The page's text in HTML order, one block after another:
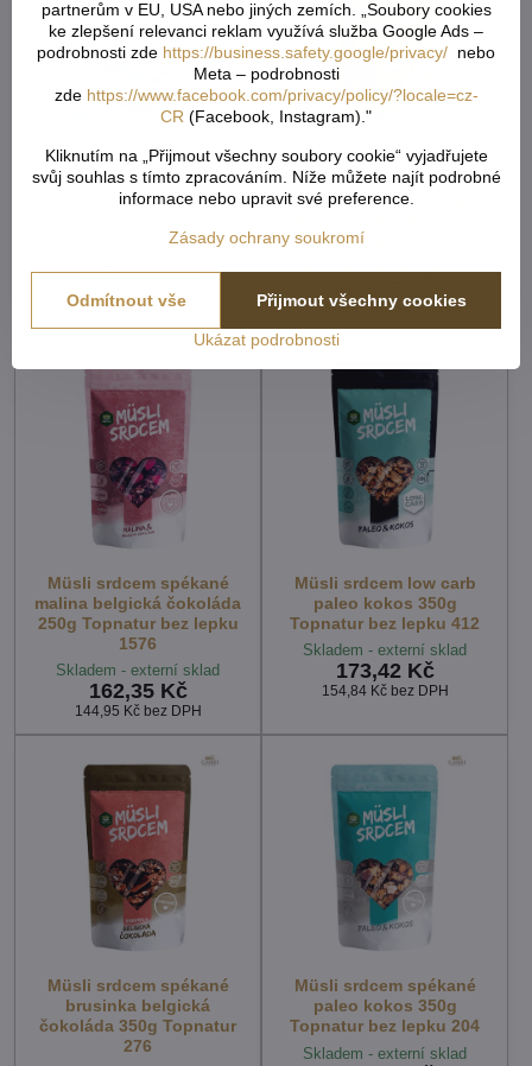
Müsli srdíčka s kokosem
50g Semix 2493
Skladem - externí sklad
14,95 Kč
13,35 Kčbez DPH
Müsli srdcem spékané 3
druhy čokolády banán
Skladem - externí sklad
162,35 Kč
144,95 Kčbez DPH
Müsli srdcem spékané
malina belgická čokoláda
250g Topnatur bez lepku
1576
Skladem - externí sklad
162,35 Kč
144,95 Kč bez DPH
Müsli srdcem low carb
paleo kokos 350g
Topnatur bez lepku 412
Skladem - externí sklad
173,42 Kč
154,84 Kč bez DPH
Müsli srdcem spékané
brusinka belgická
čokoláda 350g Topnatur
276
Müsli srdcem spékané
paleo kokos 350g
Topnatur bez lepku 204
Skladem - externí sklad
partnerům v EU, USA nebo jiných zemích. „Soubory cookies
ke zlepšení relevanci reklam využívá služba Google Ads –
podrobnosti zde https://business.safety.google/privacy/ nebo
Meta – podrobnosti
zde https://www.facebook.com/privacy/policy/?locale=cz-
CR (Facebook, Instagram)."
Kliknutím na „Přijmout všechny soubory cookie“ vyjadřujete
svůj souhlas s tímto zpracováním. Níže můžete najít podrobné
informace nebo upravit své preference.
Zásady ochrany soukromí
Ukázat podrobnosti
Přijmout všechny cookies
Odmítnout vše